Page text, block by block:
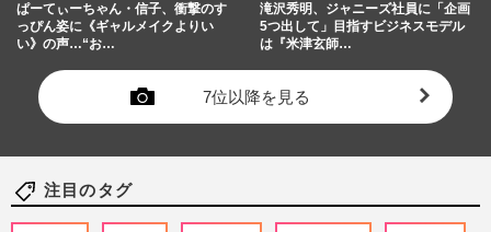
ぱーてぃーちゃん・信子、衝撃のす
っぴん姿に《ギャルメイクよりい
い》の声…“お…
滝沢秀明、ジャニーズ社員に「企画
5つ出して」目指すビジネスモデル
は『米津玄師…
7位以降を見る
注目のタグ